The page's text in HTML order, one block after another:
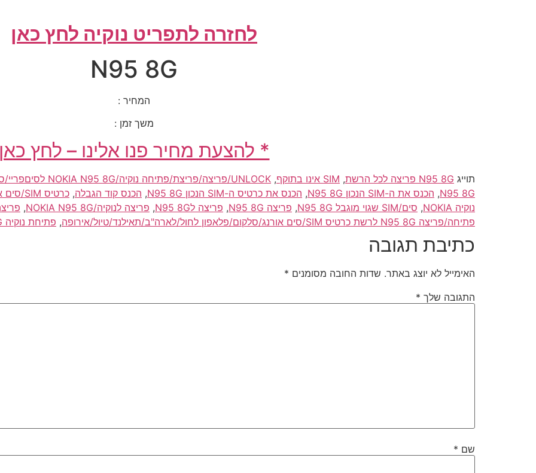
לחזרה לתפריט נוקיה לחץ כאן
N95 8G
המחיר :
משך זמן :
* להצעת מחיר פנו אלינו – לחץ
תוייג N95 8G פריצה לכל הרשת , SIM אינו בתוקף , UNLOCK/פריצה/פריצת/פתיחה נוקיה/NOKIA N95 8G לסיםפריי/סים פריי/simfree
N95 8G
, הכנס את ה-SIM הנכון N95 8G , הכנס את כרטיס ה-SIM הנכון N95 8G , הכנס קוד הגבלה, כרטיס SIM/סים אינו בתוקף N95 8G
נוקיה NOKIA
, סים/SIM שגוי מוגבל N95 8G , פריצה N95 8G , פריצה לN95 8G , פריצה לנוקיה/NOKIA N95 8G ,
פתיחה/פריצה N95 8G לרשת כרטיס SIM/סים אורנג/סלקום/פלאפון לחול/לארה"ב/תאילנד/טיול/אירופה
, פתיחת נוקיה N95 8G
כתיבת תגובה
האימייל לא יוצג באתר. שדות החובה מסומנים *
התגובה שלך *
שם *